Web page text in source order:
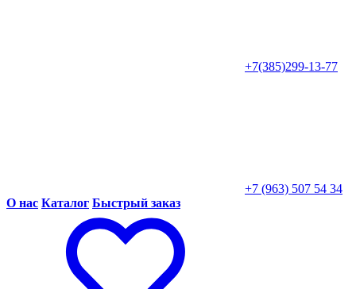
+7(385)299-13-77
+7 (963) 507 54 34
О нас Каталог Быстрый заказ